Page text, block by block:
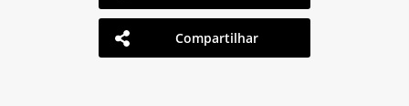
Compartilhar